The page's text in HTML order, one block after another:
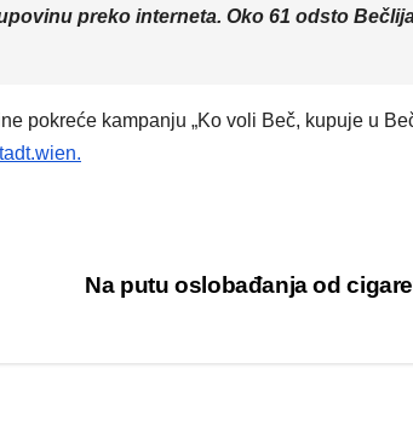
preko interneta. Oko 61 odsto
pokreće kampanju „Ko voli Beč, kupuje u
Na putu oslobađanja od